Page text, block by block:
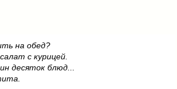
на обед?
с курицей.
десяток блюд...